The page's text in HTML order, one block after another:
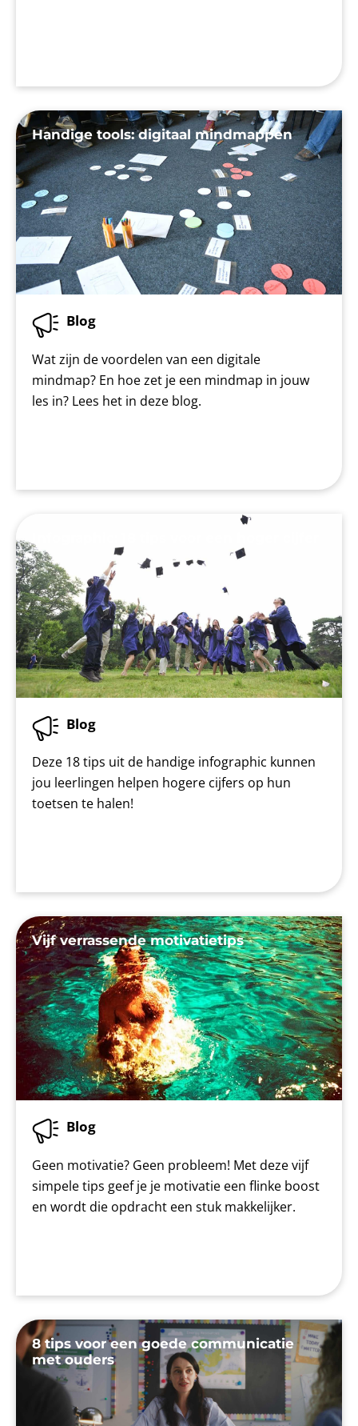
Handige tools: digitaal mindmappen
Blog
Wat zijn de voordelen van een digitale
mindmap? En hoe zet je een mindmap in jouw
les in? Lees het in deze blog.
Blog
Deze 18 tips uit de handige infographic kunnen
jou leerlingen helpen hogere cijfers op hun
toetsen te halen!
Vijf verrassende motivatietips
Blog
Geen motivatie? Geen probleem! Met deze vijf
simpele tips geef je je motivatie een flinke boost
en wordt die opdracht een stuk makkelijker.
8 tips voor een goede communicatie
met ouders